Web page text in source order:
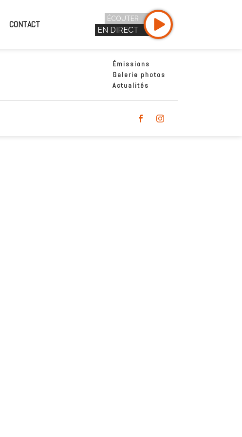
CONTACT
ÉCOUTER
EN DIRECT
Émissions
Galerie photos
Actualités